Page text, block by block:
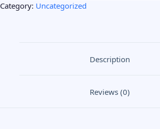
Category: Uncategorized
Description
Reviews (0)